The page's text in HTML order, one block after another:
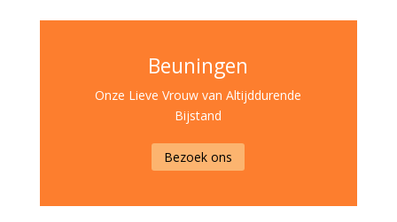
Beuningen
Onze Lieve Vrouw van Altijddurende
Bijstand
Bezoek ons